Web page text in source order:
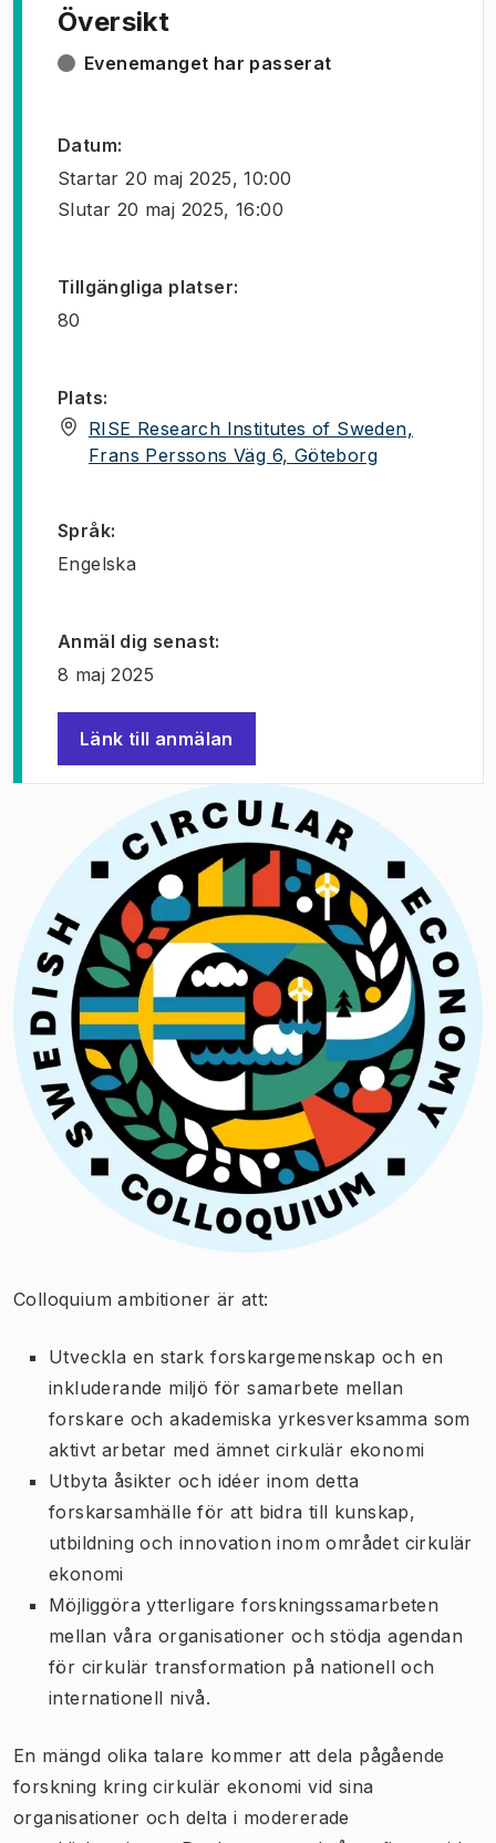
Översikt
Evenemanget har passerat
Datum:
Startar 20 maj 2025, 10:00
Slutar 20 maj 2025, 16:00
Tillgängliga platser:
80
Plats:
RISE Research Institutes of Sweden,
Frans Perssons Väg 6, Göteborg(
Språk:
Engelska
Anmäl dig senast:
8 maj 2025
Länk till anmälan
(Öppnas i ny flik
Colloquium ambitioner är att:
Utveckla en stark forskargemenskap och en
inkluderande miljö för samarbete mellan
forskare och akademiska yrkesverksamma som
aktivt arbetar med ämnet cirkulär ekonomi
Utbyta åsikter och idéer inom detta
forskarsamhälle för att bidra till kunskap,
utbildning och innovation inom området cirkulär
ekonomi
Möjliggöra ytterligare forskningssamarbeten
mellan våra organisationer och stödja agendan
för cirkulär transformation på nationell och
internationell nivå.
En mängd olika talare kommer att dela pågående
forskning kring cirkulär ekonomi vid sina
organisationer och delta i modererade